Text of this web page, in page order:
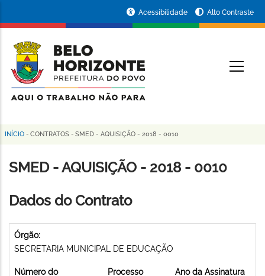
conteúdo
principal
da
Prefeitura
de
Horizonte
Acessibilidade Alto Contraste
Trilha
de
INÍCIO - CONTRATOS - SMED - AQUISIÇÃO - 2018 - 0010
SMED - AQUISIÇÃO - 2018 - 0010
Dados do Contrato
Órgão:
SECRETARIA MUNICIPAL DE EDUCAÇÃO
Número do
Processo
Ano da Assinatura